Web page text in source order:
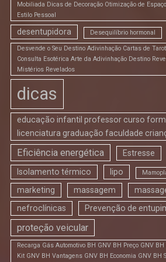
Mobiliada Dicas de Decoração Otimização de
Estilo Pessoal
desentupidora Desequilíbrio hormonal
Desvende o Seu Destino Adivinhação Cartas de
Consulta Esotérica Arte da Adivinhação Destino
Mistérios Revelados
dicas
educação infantil professor curso
licenciatura graduação faculdade
Eficiência energética
Estresse
Isolamento térmico
lipo
marketing massagem
nefroclínicas
Prevenção de
proteção veicular
Recarga Gás Automotivo BH GNV BH Preço GNV
Kit GNV BH Vantagens GNV BH Economia GNV BH